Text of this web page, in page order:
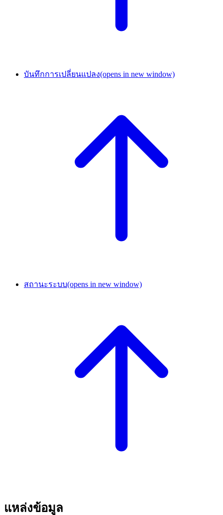
บันทึกการเปลี่ยนแปลง(opens in new window)
สถานะระบบ(opens in new window)
แหล่งข้อมูล